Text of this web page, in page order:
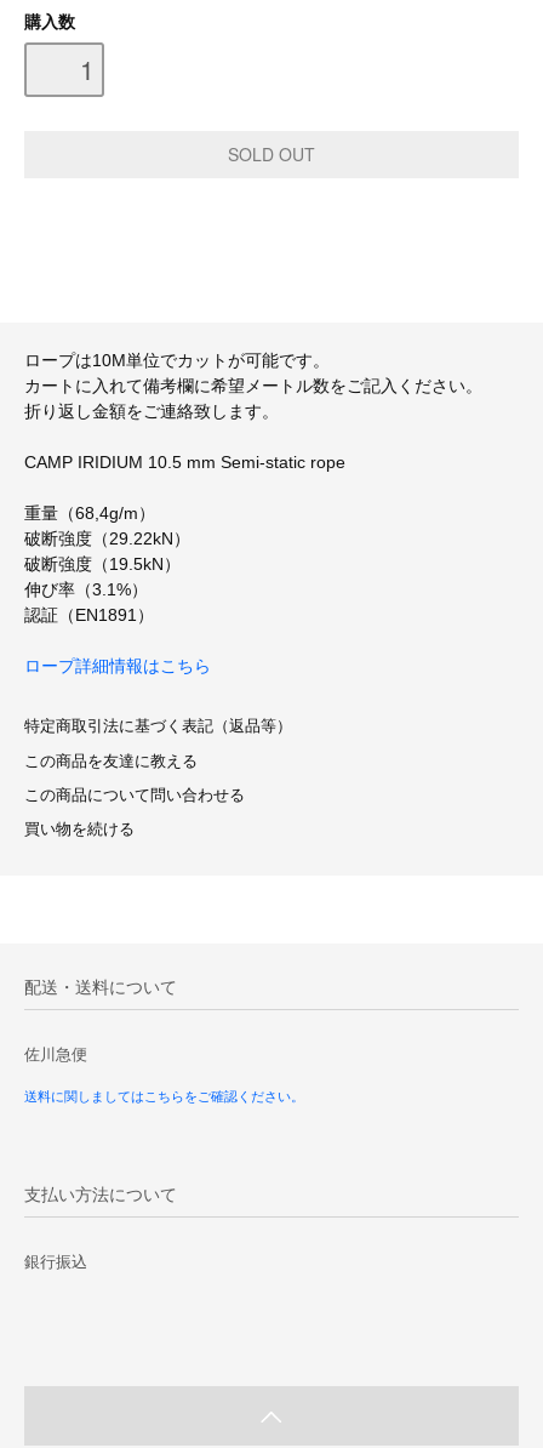
購入数
ロープは10M単位でカットが可能です。
カートに入れて備考欄に希望メートル数をご記入ください。
折り返し金額をご連絡致します。
CAMP IRIDIUM 10.5 mm Semi-static rope
重量（68,4g/m）
破断強度（29.22kN）
破断強度（19.5kN）
伸び率（3.1%）
認証（EN1891）
ロープ詳細情報はこちら
特定商取引法に基づく表記（返品等）
この商品を友達に教える
この商品について問い合わせる
買い物を続ける
配送・送料について
佐川急便
送料に関しましてはこちらをご確認ください。
支払い方法について
銀行振込